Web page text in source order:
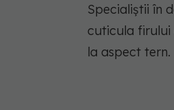
Specialiștii în
cuticula firului
la aspect tern.